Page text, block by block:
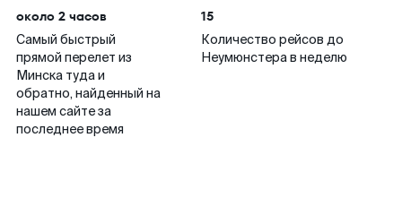
около 2 часов
Самый быстрый
прямой перелет из
Минска туда и
обратно, найденный на
нашем сайте за
последнее время
15
Количество рейсов до
Неумюнстера в неделю